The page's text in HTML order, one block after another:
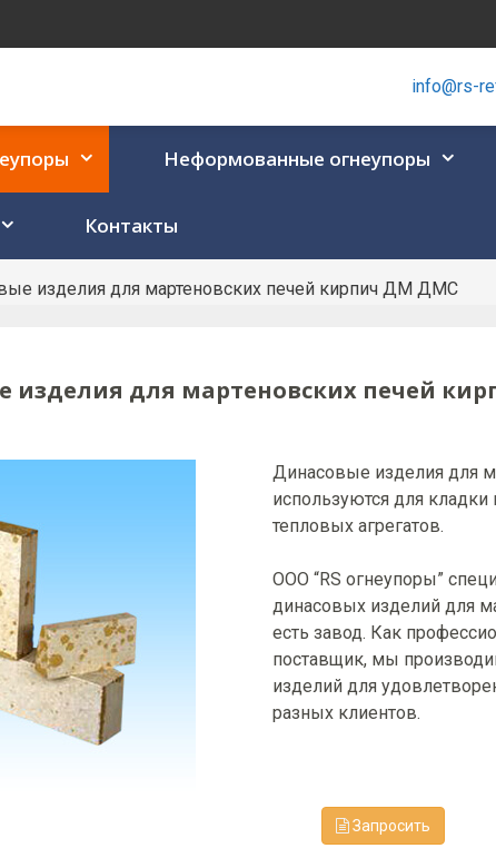
info@rs-
Неформованные огнеупоры
Контакты
изделия для мартеновских печей кирпич ДМ ДМС
изделия для мартеновских печей
Динасовые изделия для
используются для кладки
тепловых агрегатов.
ООО “RS огнеупоры”
динасовых изделий для
есть завод. Как
поставщик, мы
изделий для
разных клиентов.
Запросить